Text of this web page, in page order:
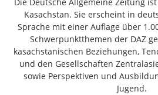
Kasachstan. Sie erscheint in
Sprache mit einer Auflage über
Schwerpunktthemen der DAZ
kasachstanischen Beziehungen,
und den Gesellschaften
sowie Perspektiven und
Jugend.